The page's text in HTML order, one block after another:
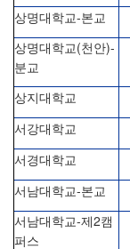
상명대학교-본교
상명대학교(천안)-
분교
상지대학교
서강대학교
서경대학교
서남대학교-본교
서남대학교-제 2캠
퍼스